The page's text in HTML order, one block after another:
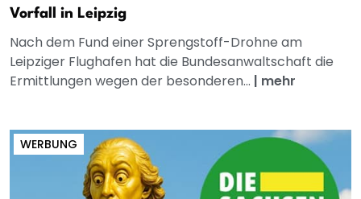
Vorfall in Leipzig
Nach dem Fund einer Sprengstoff-Drohne am
Leipziger Flughafen hat die Bundesanwaltschaft die
Ermittlungen wegen der besonderen... | mehr
WERBUNG